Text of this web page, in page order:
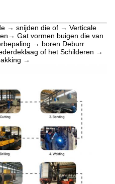
→ snijden die of → Verticale
Gat vormen buigen die van
→ boren Deburr
of het Schilderen →
→